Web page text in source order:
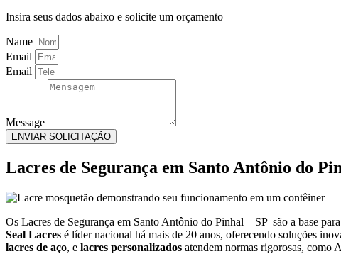
Insira seus dados abaixo e solicite um orçamento
Name
Email
Email
Message
ENVIAR SOLICITAÇÃO
Lacres de Segurança em Santo Antônio do
Os Lacres de Segurança em Santo Antônio do Pinhal – SP são a base
Seal Lacres é líder nacional há mais de 20 anos, oferecendo soluções
lacres de aço, e lacres personalizados atendem normas rigorosas, como